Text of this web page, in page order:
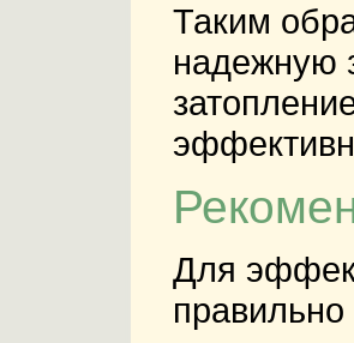
Таким
надежную
Для